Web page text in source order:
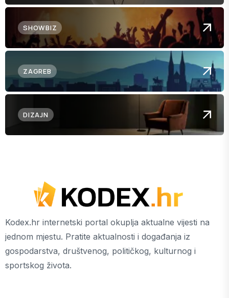
SHOWBIZ
ZAGREB
DIZAJN
Kodex.hr internetski portal okuplja aktualne vijesti na
jednom mjestu. Pratite aktualnosti i događanja iz
gospodarstva, društvenog, političkog, kulturnog i
sportskog života.